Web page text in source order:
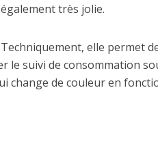
également très jolie.
Techniquement, elle permet
le suivi de consommation
change de couleur en